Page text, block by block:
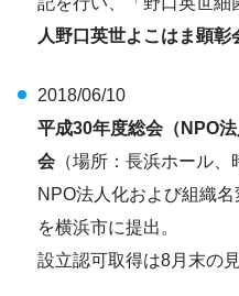
人野口英世よこはま顕彰
2018/06/10
平成30年度総会（NPO
会 （場所：長浜ホール、
NPO法人化および組織
を横浜市に提出。
設立認可取得は8月末の見